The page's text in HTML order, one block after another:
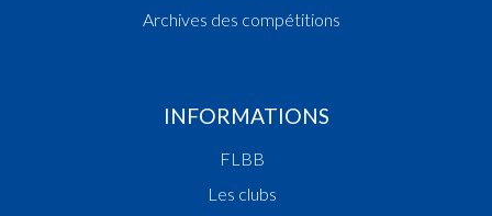
Archives des compétitions
INFORMATIONS
FLBB
Les clubs